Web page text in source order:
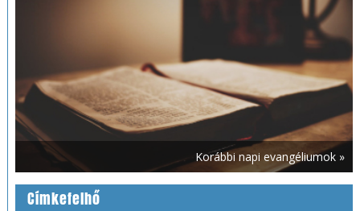
Korábbi napi evangéliumok »
Címkefelhő